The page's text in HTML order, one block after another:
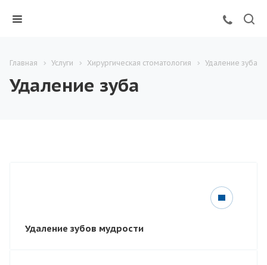
Главная Услуги Хирургическая стоматология Удаление зуба
Удаление зуба
Удаление зубов мудрости